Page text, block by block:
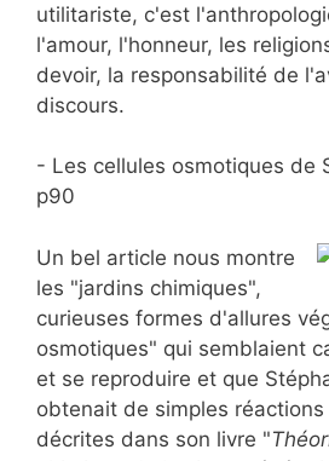
utilitariste, c'est
l'amour, l'honneur, les
devoir, la responsabilité de
discours.
- Les cellules osmotiques de
p90
Un bel article nous montre
les "jardins chimiques",
curieuses formes d'allures
osmotiques" qui semblaient
et se reproduire et que
obtenait de simples réactions
décrites dans son livre "